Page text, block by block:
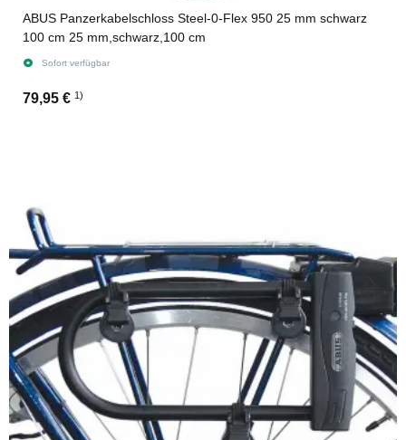
ABUS Panzerkabelschloss Steel-0-Flex 950 25 mm schwarz
100 cm 25 mm,schwarz,100 cm
Sofort verfügbar
79,95 € 1)